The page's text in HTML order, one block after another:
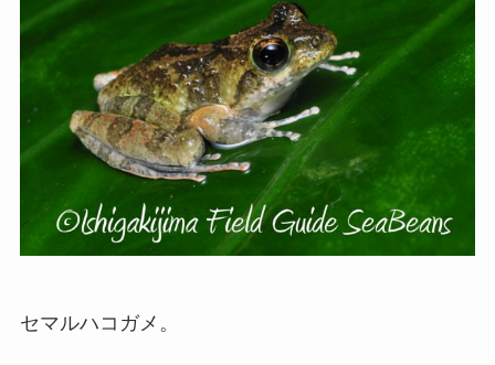
セマルハコガメ。